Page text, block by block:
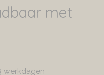
met
werkdagen